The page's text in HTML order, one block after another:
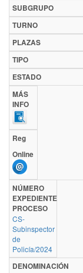
SUBGRUPO
TURNO
PLAZAS
TIPO
ESTADO
MÁS
INFO
Reg
Online
NÚMERO
EXPEDIENTE
PROCESO
CS-
Subinspector
de
Policía/2024
DENOMINACIÓN